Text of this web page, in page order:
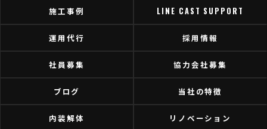
施工事例 LINE CAST SUPPORT
運用代行 採用情報
社員募集 協力会社募集
ブログ 当社の特徴
内装解体 リノベーション